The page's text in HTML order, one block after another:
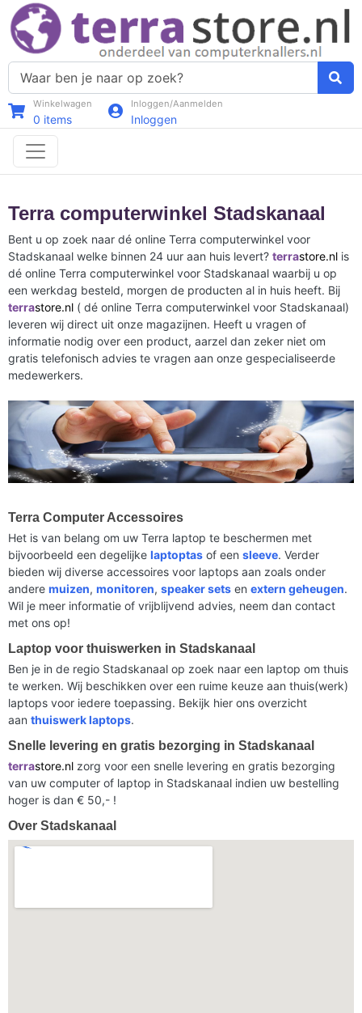
Winkelwagen
0 items
Inloggen/Aanmelden
Inloggen
Terra computerwinkel Stadskanaal
Bent u op zoek naar dé online Terra computerwinkel voor
Stadskanaal welke binnen 24 uur aan huis levert? terrastore.nl is
dé online Terra computerwinkel voor Stadskanaal waarbij u op
een werkdag besteld, morgen de producten al in huis heeft. Bij
terrastore.nl ( dé online Terra computerwinkel voor Stadskanaal)
leveren wij direct uit onze magazijnen. Heeft u vragen of
informatie nodig over een product, aarzel dan zeker niet om
gratis telefonisch advies te vragen aan onze gespecialiseerde
medewerkers.
Terra Computer Accessoires
Het is van belang om uw Terra laptop te beschermen met
bijvoorbeeld een degelijke laptoptas of een sleeve. Verder
bieden wij diverse accessoires voor laptops aan zoals onder
andere muizen, monitoren, speaker sets en extern geheugen.
Wil je meer informatie of vrijblijvend advies, neem dan contact
met ons op!
Laptop voor thuiswerken in Stadskanaal
Ben je in de regio Stadskanaal op zoek naar een laptop om thuis
te werken. Wij beschikken over een ruime keuze aan thuis(werk)
laptops voor iedere toepassing. Bekijk hier ons overzicht
aan thuiswerk laptops.
Snelle levering en gratis bezorging in Stadskanaal
terrastore.nl zorg voor een snelle levering en gratis bezorging
van uw computer of laptop in Stadskanaal indien uw bestelling
hoger is dan € 50,- !
Over Stadskanaal